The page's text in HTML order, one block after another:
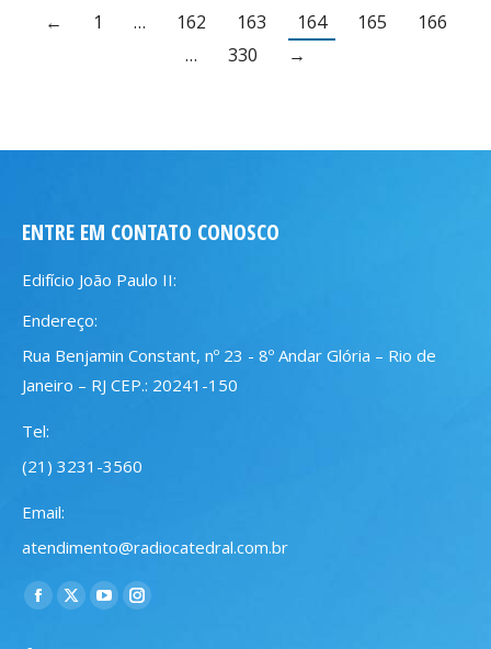
← 1 … 162 163 164 165
166
…
330 →
ENTRE EM CONTATO CONOSCO
Edifício João Paulo II:
Endereço:
Rua Benjamin Constant, nº 23 - 8º Andar Glória – Rio de
Janeiro – RJ CEP.: 20241-150
Tel:
(21) 3231-3560
Email:
atendimento@radiocatedral.com.br
Encontre-nos em:
Facebook
X
YouTubeInstagram